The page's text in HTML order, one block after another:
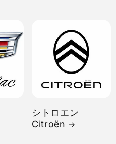
シトロエン
Citroën